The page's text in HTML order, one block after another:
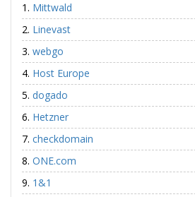
Mittwald
Linevast
webgo
Host Europe
dogado
Hetzner
checkdomain
ONE.com
1&1